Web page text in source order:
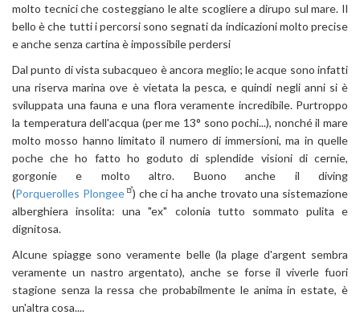
molto tecnici che costeggiano le alte scogliere a dirupo sul mare. Il
bello è che tutti i percorsi sono segnati da indicazioni molto precise
e anche senza cartina è impossibile perdersi
Dal punto di vista subacqueo è ancora meglio; le acque sono infatti
una riserva marina ove è vietata la pesca, e quindi negli anni si è
sviluppata una fauna e una flora veramente incredibile. Purtroppo
la temperatura dell'acqua (per me 13° sono pochi...), nonché il mare
molto mosso hanno limitato il numero di immersioni, ma in quelle
poche che ho fatto ho goduto di splendide visioni di cernie,
gorgonie e molto altro. Buono anche il diving
(Porquerolles Plongee ) che ci ha anche trovato una sistemazione
alberghiera insolita: una "ex" colonia tutto sommato pulita e
dignitosa.
Alcune spiagge sono veramente belle (la plage d'argent sembra
veramente un nastro argentato), anche se forse il viverle fuori
stagione senza la ressa che probabilmente le anima in estate, è
un'altra cosa....